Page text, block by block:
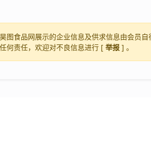
昊图食品网展示的企业信息及供求信息由会员
何责任，欢迎对不良信息进行 [ 举报 ] 。